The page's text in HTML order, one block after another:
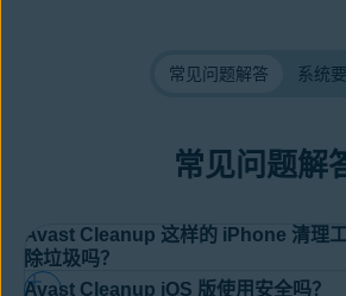
常见问题解答 系统
常见问题解
Avast Cleanup 这样的 iPhone 清理
除垃圾吗？
Avast Cleanup iOS 版使用安全吗？